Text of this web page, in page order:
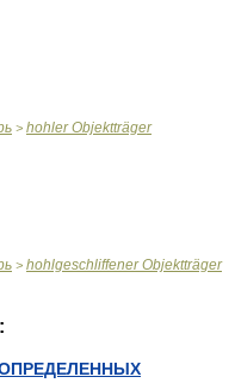
> hohler Objektträger
> hohlgeschliffener Objektträger